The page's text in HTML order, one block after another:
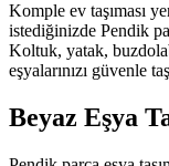
Komple ev taşıması
istediğinizde Pendik
Koltuk, yatak,
eşyalarınızı güvenle
Beyaz Eşya